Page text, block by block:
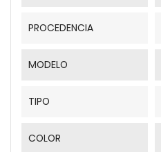
PROCEDENCIA
MODELO
TIPO
COLOR